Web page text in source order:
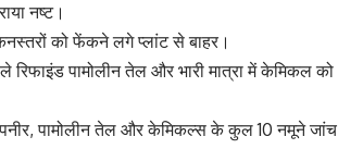
नष्ट।
को फेंकने लगे प्लांट से बाहर।
रिफाइंड पामोलीन तेल और भारी मात्रा में केमिकल को
पनीर, पामोलीन तेल और केमिकल्स के कुल 10 नमूने जांच